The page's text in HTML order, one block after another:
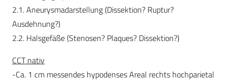
2.1. Aneurysmadarstellung (Dissektion? Ruptur?
Ausdehnung?)
2.2. Halsgefäße (Stenosen? Plaques? Dissektion?)
CCT nativ
-Ca. 1 cm messendes hypodenses Areal rechts hochparietal